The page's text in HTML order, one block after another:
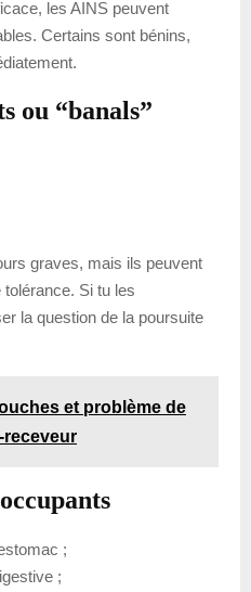
les AINS peuvent
Certains sont bénins,
ou “banals”
graves, mais ils peuvent
tolérance. Si tu les
la question de la poursuite
et problème de
;
;